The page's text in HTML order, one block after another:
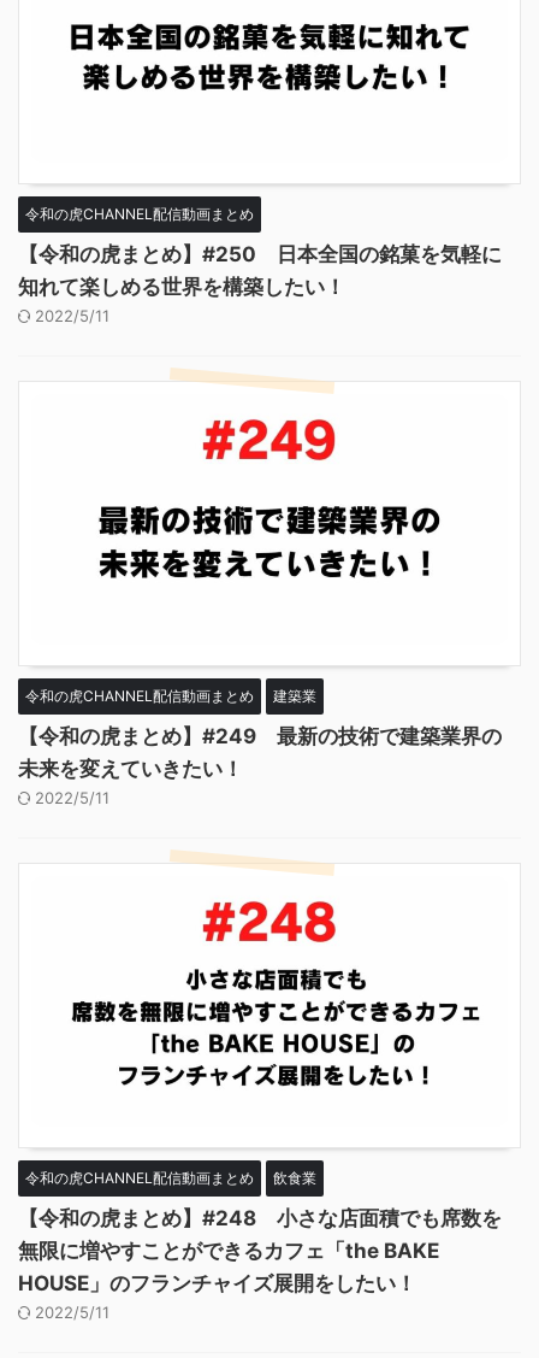
令和の虎CHANNEL配信動画まとめ
【令和の虎まとめ】#250 日本全国の銘菓を気軽に
知れて楽しめる世界を構築したい！
2022/5/11
令和の虎CHANNEL配信動画まとめ 建築業
【令和の虎まとめ】#249 最新の技術で建築業界の
未来を変えていきたい！
2022/5/11
令和の虎CHANNEL配信動画まとめ 飲食業
【令和の虎まとめ】#248 小さな店面積でも席数を
無限に増やすことができるカフェ「the BAKE
HOUSE」のフランチャイズ展開をしたい！
2022/5/11